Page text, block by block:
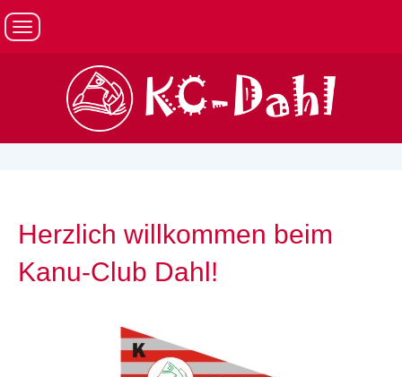
Herzlich willkommen beim
Kanu-Club Dahl!